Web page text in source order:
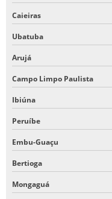
Caieiras
Ubatuba
Arujá
Campo Limpo Paulista
Ibiúna
Peruíbe
Embu-Guaçu
Bertioga
Mongaguá